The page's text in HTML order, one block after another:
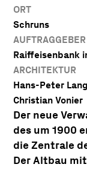
Der neue
des um 1900
die Zentrale
Der Altbau
ORT
Schruns
AUFTRAGGEBER
Raiffeisenbank
ARCHITEKTUR
Hans-Peter
Christian Vonier